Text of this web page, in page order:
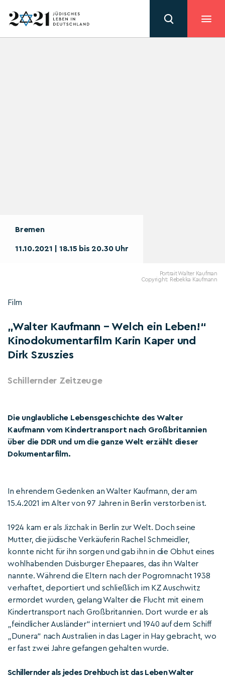
Bremen
11.10.2021 | 18.15 bis 20.30 Uhr
Portrait Walter Kaufman
Copyright: Rebekka Kaufmann
Film
„Walter Kaufmann – Welch ein Leben!“
Kinodokumentarfilm Karin Kaper und
Dirk Szuszies
Schillernder Zeitzeuge
Die unglaubliche Lebensgeschichte des Walter
Kaufmann vom Kindertransport nach Großbritannien
über die DDR und um die ganze Welt erzählt dieser
Dokumentarfilm.
In ehrendem Gedenken an Walter Kaufmann, der am
15.4.2021 im Alter von 97 Jahren in Berlin verstorben ist.
1924 kam er als Jizchak in Berlin zur Welt. Doch seine
Mutter, die jüdische Verkäuferin Rachel Schmeidler,
konnte nicht für ihn sorgen und gab ihn in die Obhut eines
wohlhabenden Duisburger Ehepaares, das ihn Walter
nannte. Während die Eltern nach der Pogromnacht 1938
verhaftet, deportiert und schließlich im KZ Auschwitz
ermordet wurden, gelang Walter die Flucht mit einem
Kindertransport nach Großbritannien. Dort wurde er als
„feindlicher Ausländer“ interniert und 1940 auf dem Schiff
„Dunera“ nach Australien in das Lager in Hay gebracht, wo
er fast zwei Jahre gefangen gehalten wurde.
Schillernder als jedes Drehbuch ist das Leben Walter